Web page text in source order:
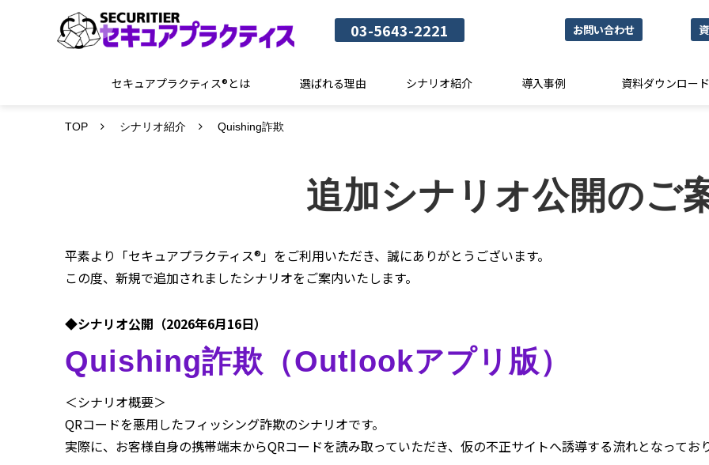
03-5643-2221 お問い合わせ
セキュアプラクティス®とは 選ばれる理由 シナリオ紹介 導入事例 資料ダウンロー
TOP シナリオ紹介 Quishing詐欺
追加シナリオ公開のご
平素より「セキュアプラクティス®」をご利用いただき、誠にありがとうございます。
この度、新規で追加されましたシナリオをご案内いたします。
◆シナリオ公開（2026年6月16日）
Quishing詐欺（Outlookアプリ版）
＜シナリオ概要＞
QRコードを悪用したフィッシング詐欺のシナリオです。
実際に、お客様自身の携帯端末からQRコードを読み取っていただき、仮の不正サイトへ誘導する流れとなってお